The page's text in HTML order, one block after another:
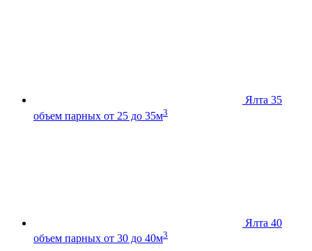
Ялта 35
объем парных от 25 до 35м3
Ялта 40
объем парных от 30 до 40м3